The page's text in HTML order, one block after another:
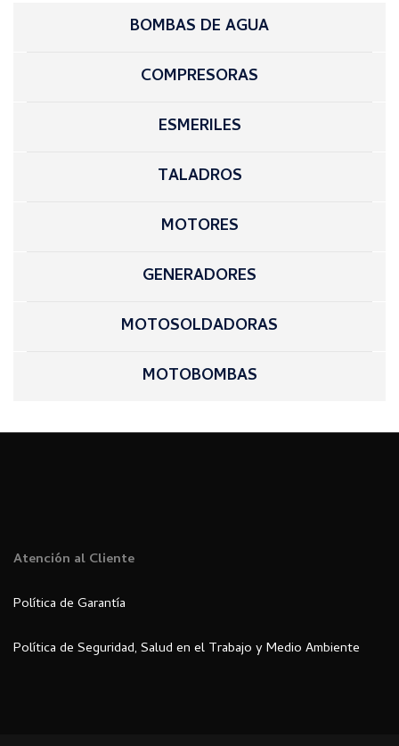
BOMBAS DE AGUA
COMPRESORAS
ESMERILES
TALADROS
MOTORES
GENERADORES
MOTOSOLDADORAS
MOTOBOMBAS
Atención al Cliente
Política de Garantía
Política de Seguridad, Salud en el Trabajo y Medio Ambiente